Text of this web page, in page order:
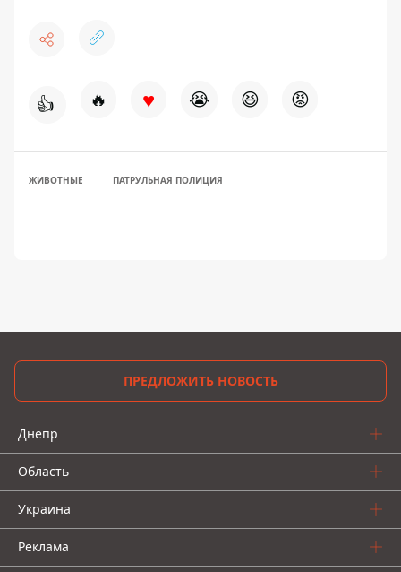
👍 🔥 ♥ 😭 😆 😡
ЖИВОТНЫЕ ПАТРУЛЬНАЯ ПОЛИЦИЯ
ПРЕДЛОЖИТЬ НОВОСТЬ
Днепр
Область
Украина
Реклама